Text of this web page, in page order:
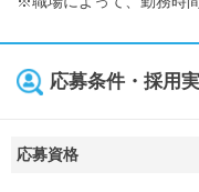
応募条件・採用
応募資格